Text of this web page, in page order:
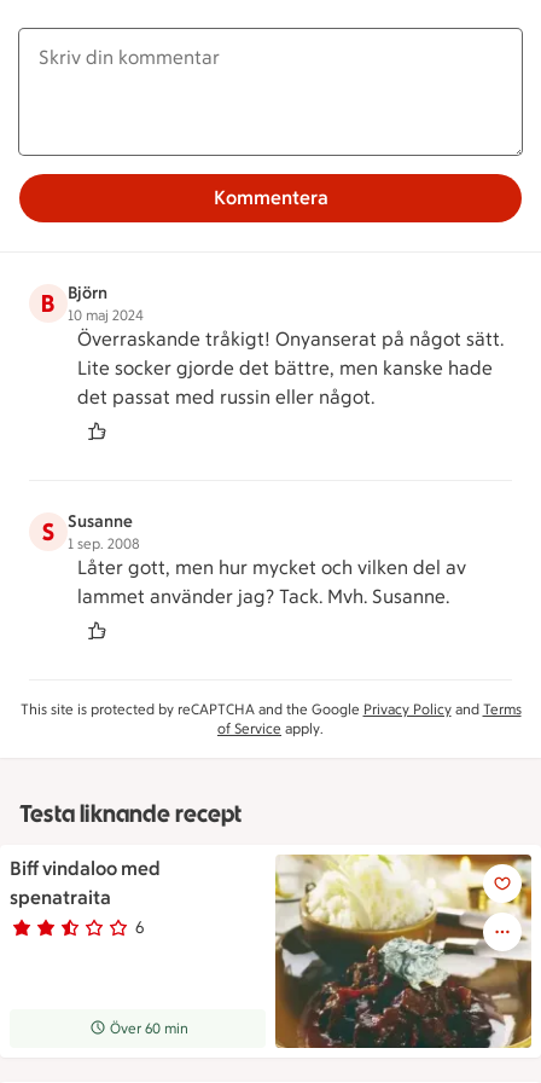
Kommentera
B Björn
10 maj 2024
Överraskande tråkigt! Onyanserat på något sätt.
Lite socker gjorde det bättre, men kanske hade
det passat med russin eller något.
S Susanne
1 sep. 2008
Låter gott, men hur mycket och vilken del av
lammet använder jag? Tack. Mvh. Susanne.
This site is protected by reCAPTCHA and the Google Privacy Policyand Terms
of Service apply.
Testa liknande recept
Biff vindaloo med
spenatraita
Betyg 2.7 av 5. 6
6 personer har röstat
Receptet tar Över 60 min att tillaga
Över 60 min
Biff vindaloo med spenatraita